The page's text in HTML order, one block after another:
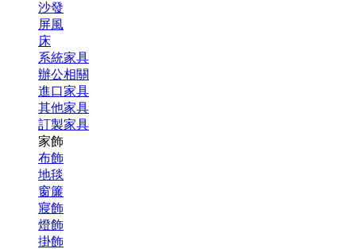
沙發
屏風
床
系統家具
辦公相關
進口家具
其他家具
訂製家具
家飾
布飾
地毯
窗簾
寢飾
燈飾
掛飾